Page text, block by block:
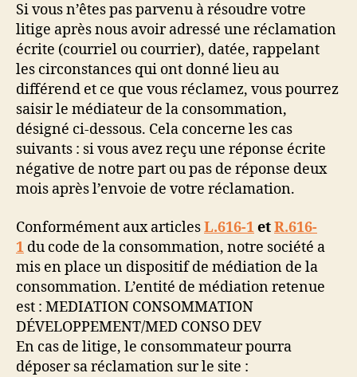
Si vous n’êtes pas parvenu à résoudre votre
litige après nous avoir adressé une réclamation
écrite (courriel ou courrier), datée, rappelant
les circonstances qui ont donné lieu au
différend et ce que vous réclamez, vous pourrez
saisir le médiateur de la consommation,
désigné ci-dessous. Cela concerne les cas
suivants : si vous avez reçu une réponse écrite
négative de notre part ou pas de réponse deux
mois après l’envoie de votre réclamation.
Conformément aux articlesL.616-1etR.616-
1 du code de la consommation, notre société a
mis en place un dispositif de médiation de la
consommation. L’entité de médiation retenue
est : MEDIATION CONSOMMATION
DÉVELOPPEMENT/MED CONSO DEV
En cas de litige, le consommateur pourra
déposer sa réclamation sur le site :